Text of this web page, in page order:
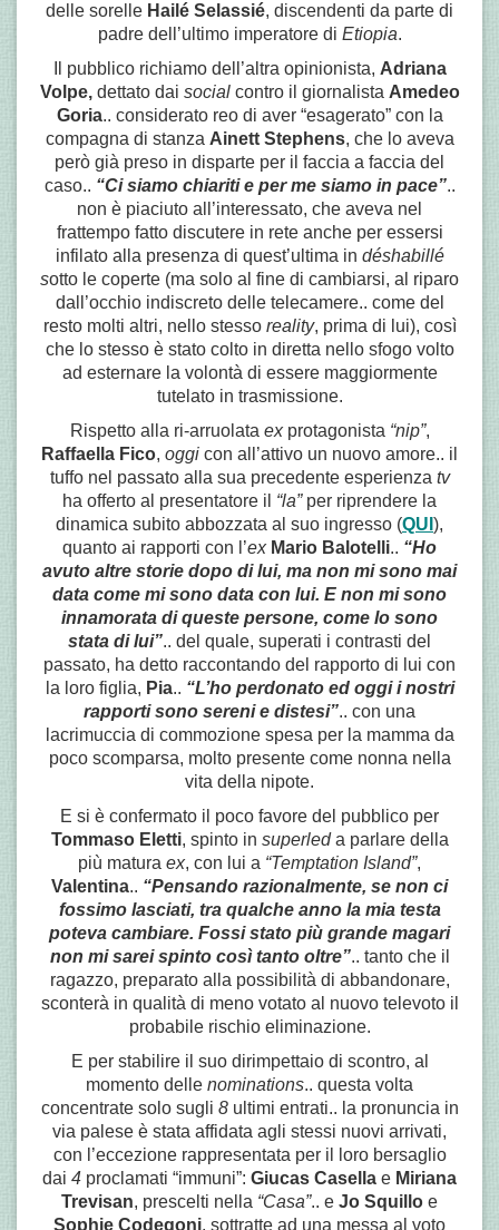
delle sorelle Hailé Selassié, discendenti da parte di
padre dell’ultimo imperatore di Etiopia.
Il pubblico richiamo dell’altra opinionista, Adriana
Volpe,dettato dai socialcontro il giornalista Amedeo
Goria.. considerato reo di aver “esagerato” con la
compagna di stanza Ainett Stephens, che lo aveva
però già preso in disparte per il faccia a faccia del
caso.. “Ci siamo chiariti e per me siamo in pace”..
non è piaciuto all’interessato, che aveva nel
frattempo fatto discutere in rete anche per essersi
infilato alla presenza di quest’ultima in déshabillé
sotto le coperte (ma solo al fine di cambiarsi, al riparo
dall’occhio indiscreto delle telecamere.. come del
resto molti altri, nello stessoreality, prima di lui), così
che lo stesso è stato colto in diretta nello sfogo volto
ad esternare la volontà di essere maggiormente
tutelato in trasmissione.
Rispetto alla ri-arruolata exprotagonista “nip”,
Raffaella Fico, oggi con all’attivo un nuovo amore.. il
tuffo nel passato alla sua precedente esperienza tv
ha offerto al presentatore il “la”per riprendere la
dinamica subito abbozzata al suo ingresso (QUI ),
quanto ai rapporti con l’exMario Balotelli.. “Ho
avuto altre storie dopo di lui, ma non mi sono mai
data come mi sono data con lui. E non mi sono
innamorata di queste persone, come lo sono
stata di lui”.. del quale, superati i contrasti del
passato, ha detto raccontando del rapporto di lui con
la loro figlia, Pia.. “L’ho perdonato ed oggi i nostri
rapporti sono sereni e distesi”.. con una
lacrimuccia di commozione spesa per la mamma da
poco scomparsa, molto presente come nonna nella
vita della nipote.
E si è confermato il poco favore del pubblico per
Tommaso Eletti, spinto in superleda parlare della
più matura ex, con lui a “Temptation Island”,
Valentina.. “Pensando razionalmente, se non ci
fossimo lasciati, tra qualche anno la mia testa
poteva cambiare. Fossi stato più grande magari
non mi sarei spinto così tanto oltre”.. tanto che il
ragazzo, preparato alla possibilità di abbandonare,
sconterà in qualità di meno votato al nuovo televoto il
probabile rischio eliminazione.
E per stabilire il suo dirimpettaio di scontro, al
momento delle nominations.. questa volta
concentrate solo sugli 8ultimi entrati.. la pronuncia in
via palese è stata affidata agli stessi nuovi arrivati,
con l’eccezione rappresentata per il loro bersaglio
dai 4 proclamati “immuni”: Giucas Casella e Miriana
Trevisan, prescelti nella “Casa”.. e Jo Squillo e
Sophie Codegoni, sottratte ad una messa al voto